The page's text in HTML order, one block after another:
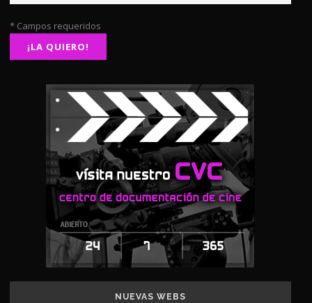
* Campos requeridos
NUEVAS WEBS